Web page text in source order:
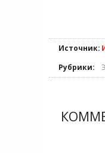
Источник:
Рубрики: